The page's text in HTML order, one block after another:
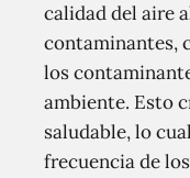
calidad del aire
contaminantes,
los
ambiente. Esto
saludable, lo
frecuencia de